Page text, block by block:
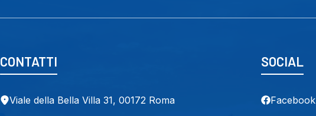
CONTATTI
Viale della Bella Villa 31, 00172 Roma
SOCIAL
Facebook